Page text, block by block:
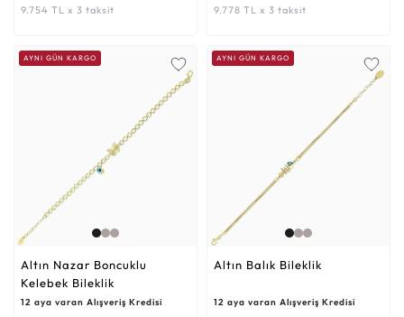
9.754 TL x 3 taksit 9.778 TL x 3 taksit
AYNI GÜN KARGO
Altın Nazar Boncuklu
Kelebek Bileklik
12 aya varan Alışveriş Kredisi
AYNI GÜN KARGO
Altın Balık Bileklik
12 aya varan Alışveriş Kredisi